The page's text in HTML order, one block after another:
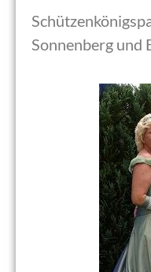
Sonnenberg und